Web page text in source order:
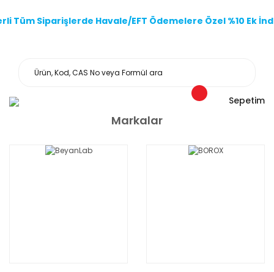
Tüm Siparişlerde Havale/EFT Ödemelere Özel %10 Ek
Sepetim
Markalar